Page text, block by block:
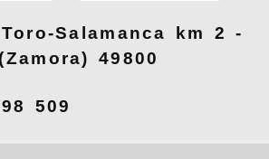
Salamanca km 2 -
49800
509